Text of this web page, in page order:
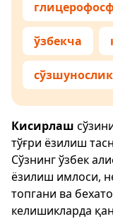
ўзбекча
сўзшунослик
Кисирлаш
тўғри ёзилиш
Сўзнинг ўзбек
ёзилиш имлоси,
топгани ва
келишикларда